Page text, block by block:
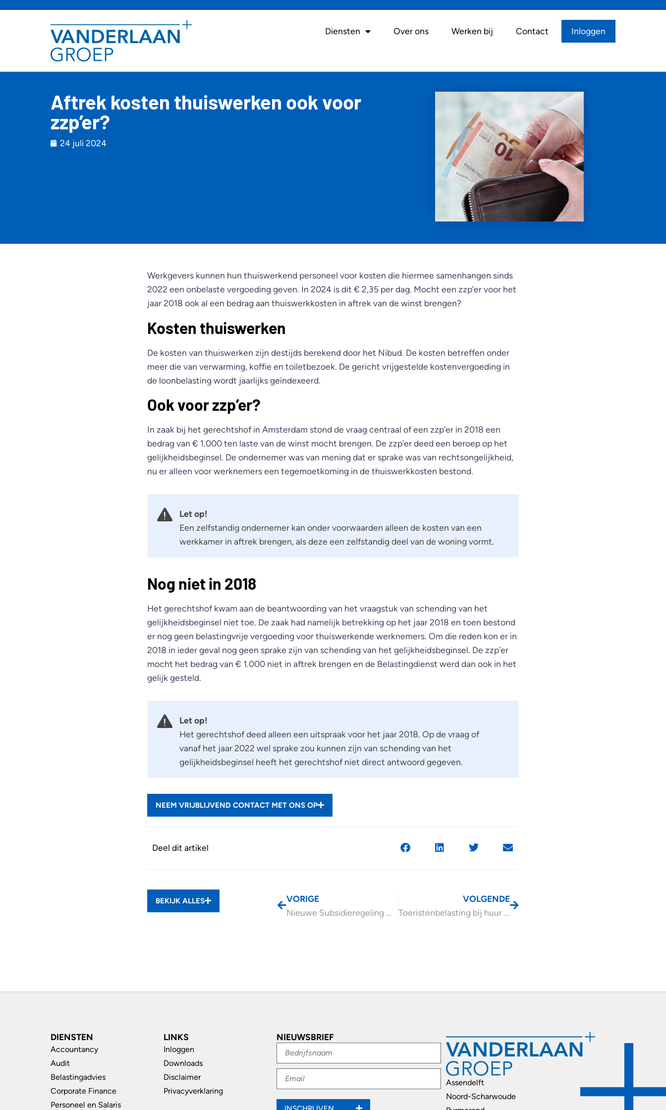
Diensten Over ons Werken bij Contact Inloggen
Aftrek kosten thuiswerken ook voor
zzp’er?
24 juli 2024
Werkgevers kunnen hun thuiswerkend personeel voor kosten die hiermee samenhangen sinds
2022 een onbelaste vergoeding geven. In 2024 is dit € 2,35 per dag. Mocht een zzp’er voor het
jaar 2018 ook al een bedrag aan thuiswerkkosten in aftrek van de winst brengen?
Kosten thuiswerken
De kosten van thuiswerken zijn destijds berekend door het Nibud. De kosten betreffen onder
meer die van verwarming, koffie en toiletbezoek. De gericht vrijgestelde kostenvergoeding in
de loonbelasting wordt jaarlijks geïndexeerd.
Ook voor zzp’er?
In zaak bij het gerechtshof in Amsterdam stond de vraag centraal of een zzp’er in 2018 een
bedrag van € 1.000 ten laste van de winst mocht brengen. De zzp’er deed een beroep op het
gelijkheidsbeginsel. De ondernemer was van mening dat er sprake was van rechtsongelijkheid,
nu er alleen voor werknemers een tegemoetkoming in de thuiswerkkosten bestond.
Let op!
Een zelfstandig ondernemer kan onder voorwaarden alleen de kosten van een
werkkamer in aftrek brengen, als deze een zelfstandig deel van de woning vormt.
Nog niet in 2018
Het gerechtshof kwam aan de beantwoording van het vraagstuk van schending van het
gelijkheidsbeginsel niet toe. De zaak had namelijk betrekking op het jaar 2018 en toen bestond
er nog geen belastingvrije vergoeding voor thuiswerkende werknemers. Om die reden kon er in
2018 in ieder geval nog geen sprake zijn van schending van het gelijkheidsbeginsel. De zzp’er
mocht het bedrag van € 1.000 niet in aftrek brengen en de Belastingdienst werd dan ook in het
gelijk gesteld.
Let op!
Het gerechtshof deed alleen een uitspraak voor het jaar 2018. Op de vraag of
vanaf het jaar 2022 wel sprake zou kunnen zijn van schending van het
gelijkheidsbeginsel heeft het gerechtshof niet direct antwoord gegeven.
NEEM VRIJBLIJVEND CONTACT MET ONS OP
Deel dit artikel
BEKIJK ALLES
VORIGE
Nieuwe Subsidieregeling Waterstof in Mobiliteit nu aanvragen
VOLGENDE
Toeristenbelasting bij huur standplaats vakantiehuisje?
DIENSTEN
Accountancy
Audit
Belastingadvies
Corporate Finance
Personeel en Salaris
LINKS
Inloggen
Downloads
Disclaimer
Privacyverklaring
NIEUWSBRIEF
Assendelft
Noord-Scharwoude